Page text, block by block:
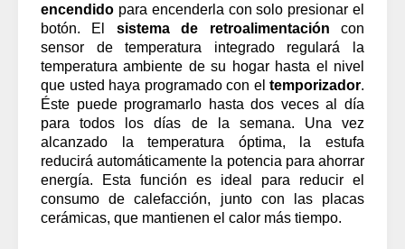
encendido para encenderla con solo presionar el
botón. El sistema de retroalimentación con
sensor de temperatura integrado regulará la
temperatura ambiente de su hogar hasta el nivel
que usted haya programado con el temporizador.
Éste puede programarlo hasta dos veces al día
para todos los días de la semana. Una vez
alcanzado la temperatura óptima, la estufa
reducirá automáticamente la potencia para ahorrar
energía. Esta función es ideal para reducir el
consumo de calefacción, junto con las placas
cerámicas, que mantienen el calor más tiempo.